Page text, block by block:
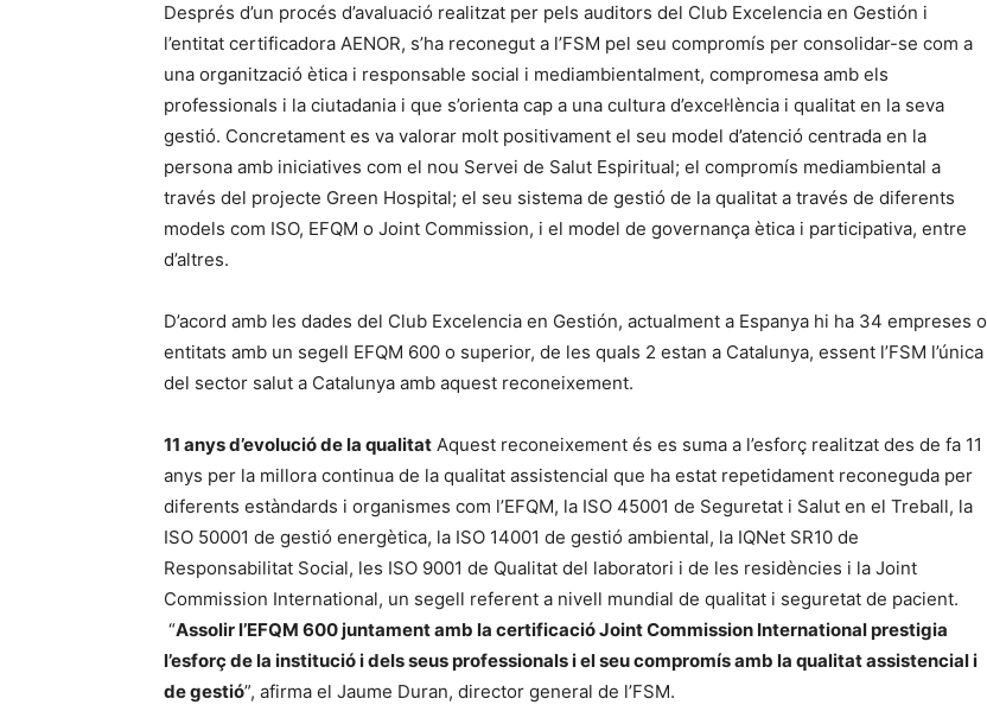
Després d’un procés d’avaluació realitzat per pels auditors del Club Excelencia en Gestión i
l’entitat certificadora AENOR, s’ha reconegut a l’FSM pel seu compromís per consolidar-se com a
una organització ètica i responsable social i mediambientalment, compromesa amb els
professionals i la ciutadania i que s’orienta cap a una cultura d’excel·lència i qualitat en la seva
gestió. Concretament es va valorar molt positivament el seu model d’atenció centrada en la
persona amb iniciatives com el nou Servei de Salut Espiritual; el compromís mediambiental a
través del projecte Green Hospital; el seu sistema de gestió de la qualitat a través de diferents
models com ISO, EFQM o Joint Commission, i el model de governança ètica i participativa, entre
d’altres.
D’acord amb les dades del Club Excelencia en Gestión, actualment a Espanya hi ha 34 empreses o
entitats amb un segell EFQM 600 o superior, de les quals 2 estan a Catalunya, essent l’FSM l’única
del sector salut a Catalunya amb aquest reconeixement.
11 anys d’evolució de la qualitat Aquest reconeixement és es suma a l’esforç realitzat des de fa 11
anys per la millora continua de la qualitat assistencial que ha estat repetidament reconeguda per
diferents estàndards i organismes com l’EFQM, la ISO 45001 de Seguretat i Salut en el Treball, la
ISO 50001 de gestió energètica, la ISO 14001 de gestió ambiental, la IQNet SR10 de
Responsabilitat Social, les ISO 9001 de Qualitat del laboratori i de les residències i la Joint
Commission International, un segell referent a nivell mundial de qualitat i seguretat de pacient.
“Assolir l’EFQM 600 juntament amb la certificació Joint Commission International prestigia
l’esforç de la institució i dels seus professionals i el seu compromís amb la qualitat assistencial i
de gestió”, afirma el Jaume Duran, director general de l’FSM.